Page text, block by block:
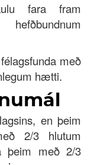
fara fram
með
hætti.
en þeim
2/3 hlutum
þeim með 2/3